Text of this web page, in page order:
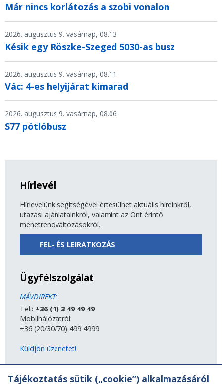
Már nincs korlátozás a szobi vonalon
2026. augusztus 9. vasárnap, 08.13
Késik egy Röszke-Szeged 5030-as busz
2026. augusztus 9. vasárnap, 08.11
Vác: 4-es helyijárat kimarad
2026. augusztus 9. vasárnap, 08.06
S77 pótlóbusz
Hírlevél
Hírlevelünk segítségével értesülhet aktuális híreinkről,
utazási ajánlatainkról, valamint az Önt érintő
menetrendváltozásokról.
FEL- ÉS LEIRATKOZÁS
Ügyfélszolgálat
MÁVDIREKT:
Tel.: +36 (1) 3 49 49 49
Mobilhálózatról:
+36 (20/30/70) 499 4999
Küldjön üzenetet!
MÁV-csoport
Tájékoztatás sütik („cookie”) alkalmazásáról